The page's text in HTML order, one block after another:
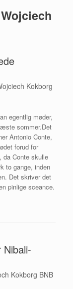
Kokborg
egentlig møder,
sommer.Det
Antonio Conte,
forud for
da Conte skulle
to gange, inden
Det skriver det
pinlige sceance.
Kokborg BNB